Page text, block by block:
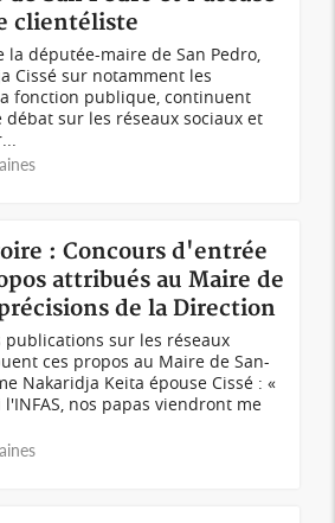
clientéliste
la députée-maire de San Pedro,
Cissé sur notamment les
fonction publique, continuent
sur les réseaux sociaux et
: Concours d'entrée
attribués au Maire de
de la Direction
publications sur les réseaux
ces propos au Maire de San-
Nakaridja Keita épouse Cissé : «
nos papas viendront me